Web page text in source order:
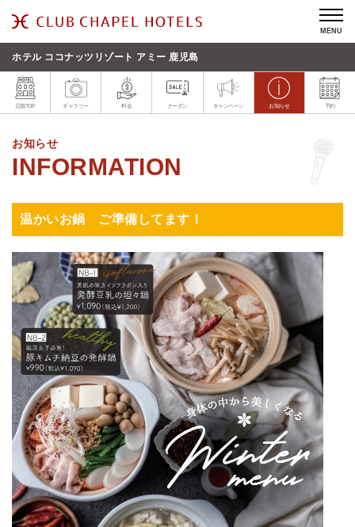
MENU
ホテル ココナッツリゾート アミー 鹿児島
店舗TOP ギャラリー 料金 クーポン キャンペーン お知らせ 予約
お知らせ
温かいお鍋 ご準備してます！